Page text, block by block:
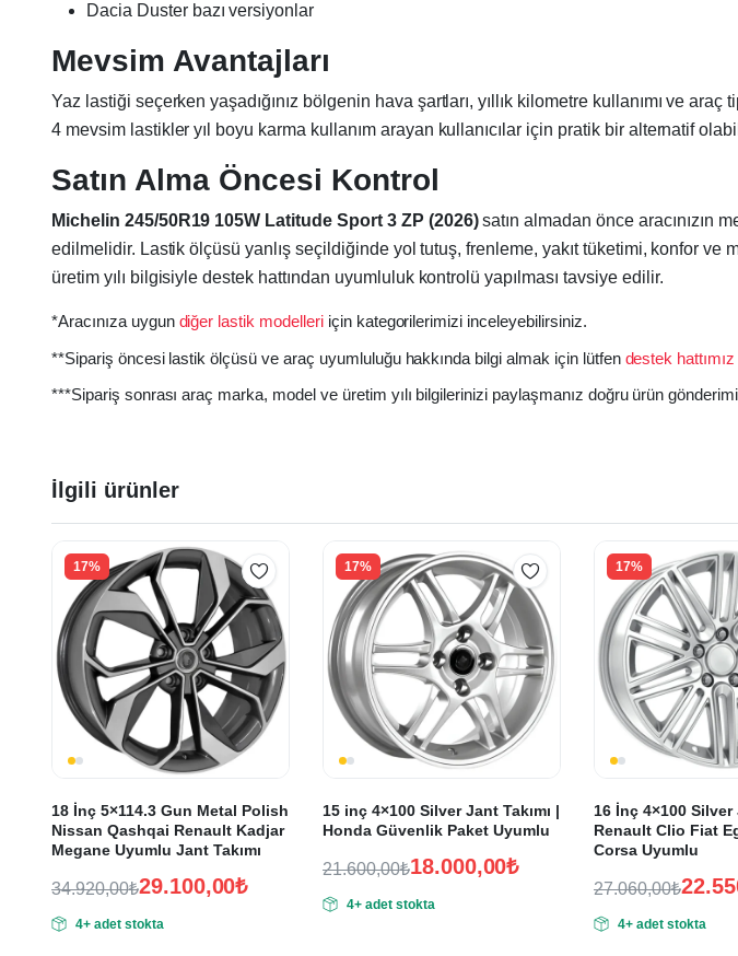
Dacia Duster bazı versiyonlar
Mevsim Avantajları
Yaz lastiği seçerken yaşadığınız bölgenin hava şartları, yıllık kilometre kullanımı ve
4 mevsim lastikler yıl boyu karma kullanım arayan kullanıcılar için pratik bir alternatif
Satın Alma Öncesi Kontrol
Michelin 245/50R19 105W Latitude Sport 3 ZP (2026)satın almadan önce aracınızın
edilmelidir. Lastik ölçüsü yanlış seçildiğinde yol tutuş, frenleme, yakıt tüketimi, konfor
üretim yılı bilgisiyle destek hattından uyumluluk kontrolü yapılması tavsiye edilir.
*Aracınıza uygun diğer lastik modelleriiçin kategorilerimizi inceleyebilirsiniz.
**Sipariş öncesi lastik ölçüsü ve araç uyumluluğu hakkında bilgi almak için lütfen destek hattımız
***Sipariş sonrası araç marka, model ve üretim yılı bilgilerinizi paylaşmanız doğru ürün
İlgili ürünler
17%
18 İnç 5×114.3 Gun Metal Polish
Nissan Qashqai Renault Kadjar
Megane Uyumlu Jant Takımı
34.920,00₺
Orijinal
fiyat:
29.100,00₺
Şu
andaki
4+ adet stokta
17%
15 inç 4×100 Silver Jant Takımı |
Honda Güvenlik Paket Uyumlu
21.600,00₺
Orijinal
fiyat:
18.000,00₺
Şu
andaki
4+ adet stokta
17%
16 İnç 4×100 Silver
Renault Clio Fiat
Corsa Uyumlu
27.060,00₺
Orijinal
fiyat:
Şu
andaki
4+ adet stokta